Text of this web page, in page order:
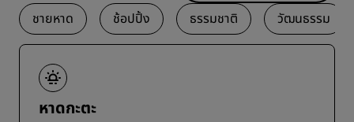
ชายหาด ช้อปปิ้ง ธรรมชาติ วัฒนธรรม
หาดกะตะ